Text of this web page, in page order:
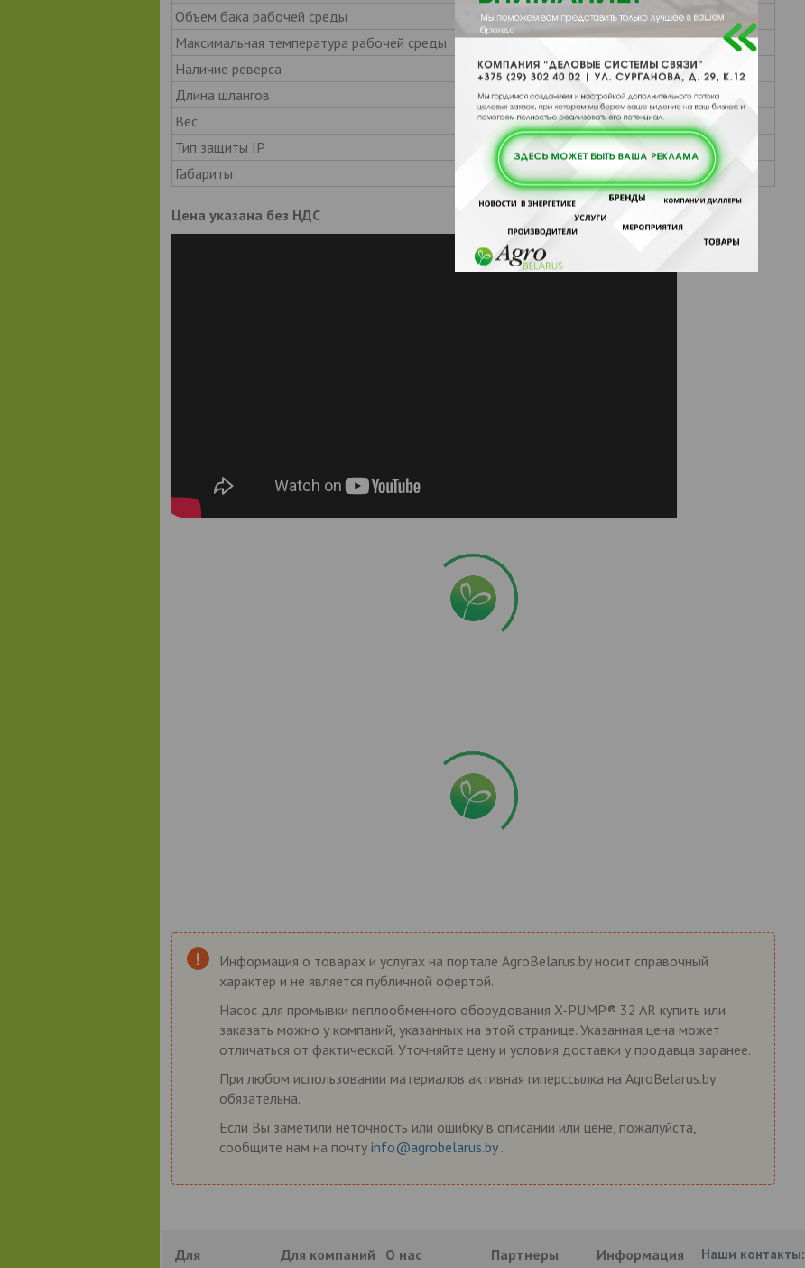
Объем бака рабочей среды
л
24
Максимальная температура рабочей среды
С
50
Наличие реверса
-
автоматический
Длина шлангов
м
2х2,5
Вес
кг
10,5
Тип защиты IP
ip54
Габариты
мм 630х400х400
Цена указана без НДС
Информация о товарах и услугах на портале AgroBelarus.by носит справочный
характер и не является публичной офертой.
Насос для промывки nеплообменного оборудования X-PUMP® 32 AR купить или
заказать можно у компаний, указанных на этой странице. Указанная цена может
отличаться от фактической. Уточняйте цену и условия доставки у продавца заранее.
При любом использовании материалов активная гиперссылка на AgroBelarus.by
обязательна.
Если Вы заметили неточность или ошибку в описании или цене, пожалуйста,
сообщите нам на почту info@agrobelarus.by .
Для
Для компаний О нас Партнеры Информация
Наши контакты: